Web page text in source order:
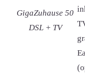
GigaZuhause 50
DSL + TV